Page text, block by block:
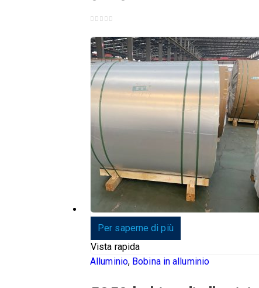
Per saperne di più
Vista rapida
Alluminio, Bobina in alluminio